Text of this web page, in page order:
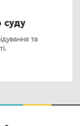
суду
та